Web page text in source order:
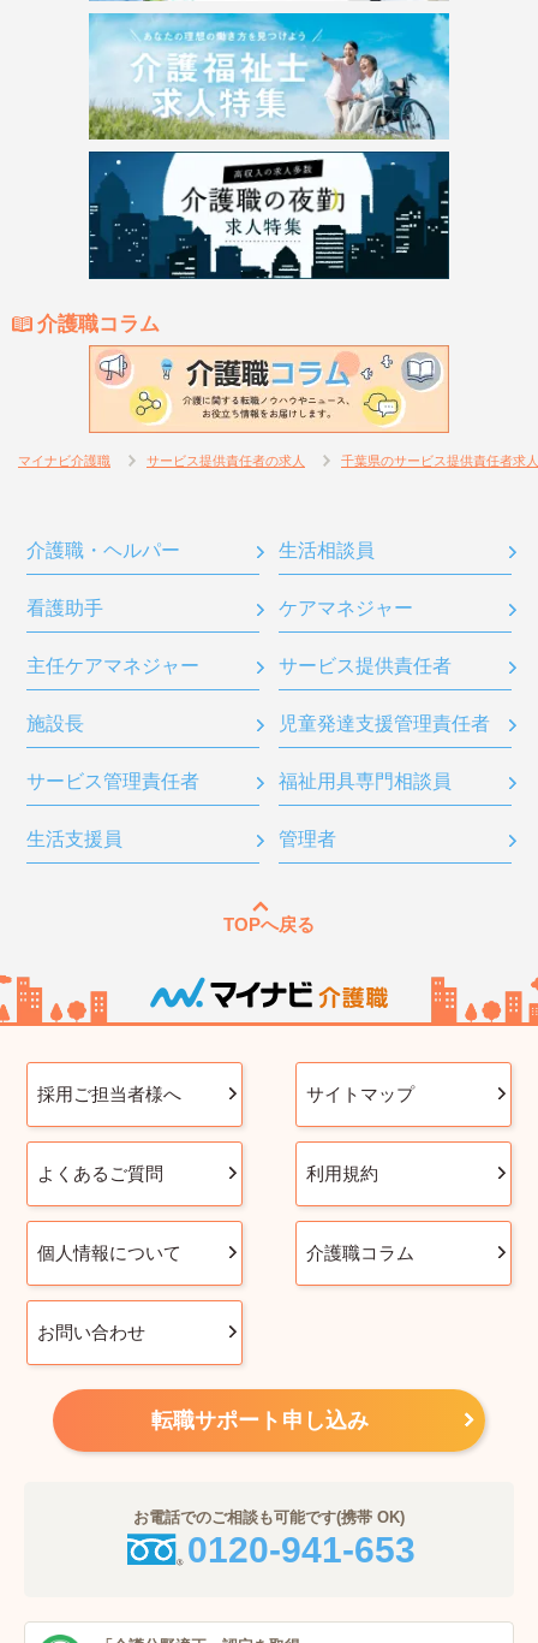
介護職コラム
マイナビ介護職 サービス提供責任者の求人 千葉県のサービス提供責任者求人
介護職・ヘルパー 生活相談員
看護助手 ケアマネジャー
主任ケアマネジャー サービス提供責任者
施設長 児童発達支援管理責任者
サービス管理責任者 福祉用具専門相談員
生活支援員 管理者
TOPへ戻る
採用ご担当者様へ サイトマップ
よくあるご質問 利用規約
個人情報について 介護職コラム
お問い合わせ
転職サポート申し込み
お電話でのご相談も可能です(携帯 OK)
0120-941-653